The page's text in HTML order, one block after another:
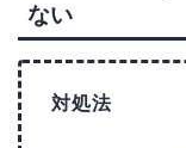
ない
対処法